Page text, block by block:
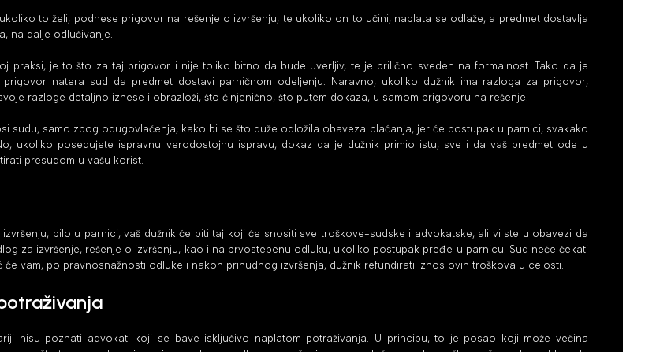
to želi, podnese prigovor na rešenje o izvršenju, te ukoliko on to učini, naplata se odlaže, a predmet dostavlja
na dalje odlučivanje.
praksi, je to što za taj prigovor i nije toliko bitno da bude uverljiv, te je prilično sveden na formalnost. Tako da je
natera sud da predmet dostavi parničnom odeljenju. Naravno, ukoliko dužnik ima razloga za prigovor,
razloge detaljno iznese i obrazloži, što činjenično, što putem dokaza, u samom prigovoru na rešenje.
sudu, samo zbog odugovlačenja, kako bi se što duže odložila obaveza plaćanja, jer će postupak u parnici, svakako
ukoliko posedujete ispravnu verodostojnu ispravu, dokaz da je dužnik primio istu, sve i da vaš predmet ode u
presudom u vašu korist.
bilo u parnici, vaš dužnik će biti taj koji će snositi sve troškove-sudske i advokatske, ali vi ste u obavezi da
za izvršenje, rešenje o izvršenju, kao i na prvostepenu odluku, ukoliko postupak pređe u parnicu. Sud neće čekati
će vam, po pravnosnažnosti odluke i nakon prinudnog izvršenja, dužnik refundirati iznos ovih troškova u celosti.
nisu poznati advokati koji se bave isključivo naplatom potraživanja. U principu, to je posao koji može većina